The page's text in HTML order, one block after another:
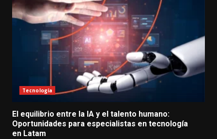
Tecnología
El equilibrio entre la IA y el talento humano:
Oportunidades para especialistas en tecnología
en Latam